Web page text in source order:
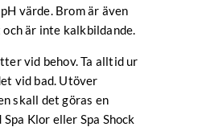
värde. Brom är även
är inte kalkbildande.
vid behov. Ta alltid ur
vid bad. Utöver
skall det göras en
Klor eller Spa Shock